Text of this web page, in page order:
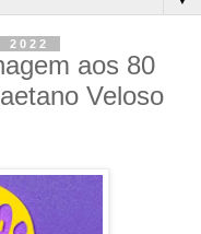
aos 80
Veloso